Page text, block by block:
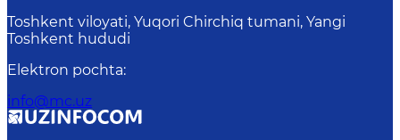
Toshkent viloyati, Yuqori Chirchiq tumani, Yangi
Toshkent hududi
Elektron pochta:
info@mc.uz